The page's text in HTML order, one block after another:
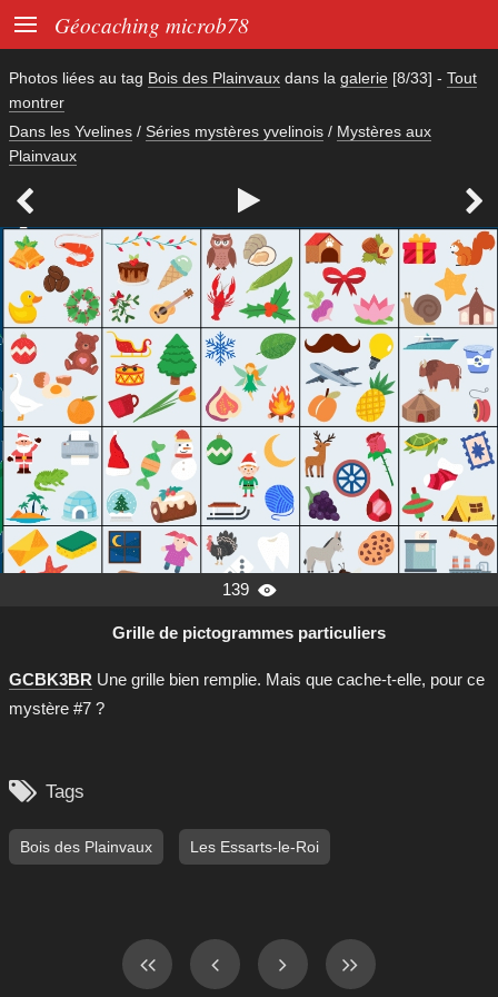
 Géocaching microb78
Photos liées au tag Bois des Plainvaux dans la galerie [8/33] - Tout
montrer
Dans les Yvelines / Séries mystères yvelinois / Mystères aux
Plainvaux
  
139 
Grille de pictogrammes particuliers
GCBK3BR Une grille bien remplie. Mais que cache-t-elle, pour ce
mystère #7 ?
 Tags
Bois des Plainvaux Les Essarts-le-Roi